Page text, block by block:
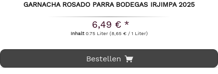
GARNACHA ROSADO PARRA BODEGAS IRJIMPA 2025
6,49 € *
Inhalt0.75 Liter (8,65 € / 1 Liter)
Bestellen